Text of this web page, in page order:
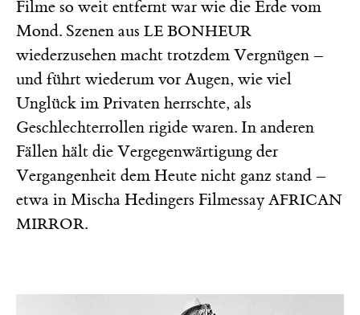
Filme so weit entfernt war wie die Erde vom
Mond. Szenen aus LE BONHEUR
wiederzusehen macht trotzdem Vergnügen –
und führt wiederum vor Augen, wie viel
Unglück im Privaten herrschte, als
Geschlechterrollen rigide waren. In anderen
Fällen hält die Vergegenwärtigung der
Vergangenheit dem Heute nicht ganz stand –
etwa in Mischa Hedingers Filmessay AFRICAN
MIRROR.